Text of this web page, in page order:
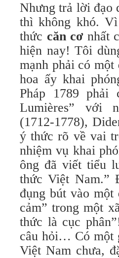
Nhưng trả lời đạo
thì không khó.
thức căn cơnhất
hiện nay! Tôi
mạnh phải có
hoa ấy khai
Pháp 1789 phải
Lumières” với
(1712-1778),
ý thức rõ về vai
nhiệm vụ khai
ông đã viết tiểu
thức Việt Nam.”
đụng bút vào
cảm” trong một
thức là cục
câu hỏi… Có một
Việt Nam chưa,